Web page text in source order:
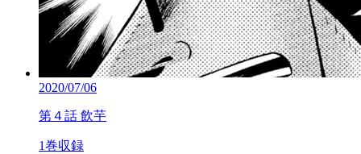
2020/07/06
第４話 飲芋
1巻収録